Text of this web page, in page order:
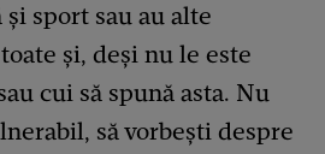
și sport sau au alte
și, deși nu le este
cui să spună asta. Nu
să vorbești despre